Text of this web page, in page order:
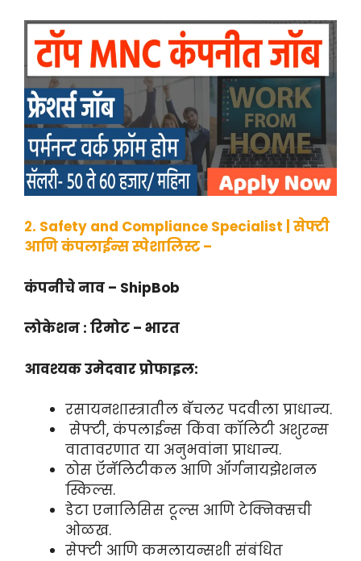
२. Safety and Compliance Specialist | सेफ्टी
आणि कंपलाईन्स स्पेशालिस्ट –
कंपनीचे नाव – ShipBob
लोकेशन : रिमोट – भारत
आवश्यक उमेदवार प्रोफाइल:
रसायनशास्त्रातील बॅचलर पदवीला प्राधान्य.
सेफ्टी, कंपलाईन्स किंवा कॉलिटी अशुरन्स
वातावरणात या अनुभवांना प्राधान्य.
ठोस ऍनॅलिटीकल आणि ऑर्गनायझेशनल
स्किल्स.
डेटा एनालिसिस टूल्स आणि टेक्निक्सची
ओळख.
सेफ्टी आणि कमलायन्सशी संबंधित